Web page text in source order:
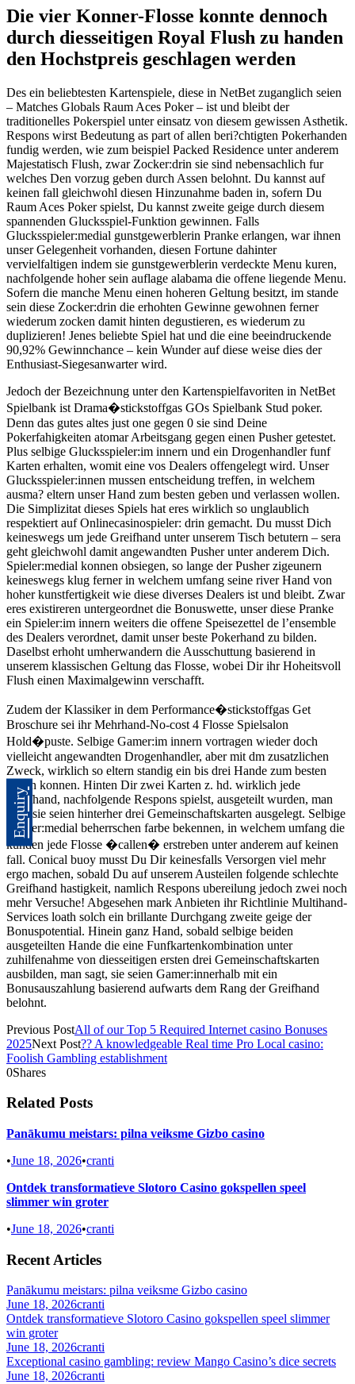
Enquiry
Die vier Konner-Flosse konnte dennoch
durch diesseitigen Royal Flush zu handen
den Hochstpreis geschlagen werden
Des ein beliebtesten Kartenspiele, diese in NetBet zuganglich seien
– Matches Globals Raum Aces Poker – ist und bleibt der
traditionelles Pokerspiel unter einsatz von diesem gewissen Asthetik.
Respons wirst Bedeutung as part of allen beri?chtigten Pokerhanden
fundig werden, wie zum beispiel Packed Residence unter anderem
Majestatisch Flush, zwar Zocker:drin sie sind nebensachlich fur
welches Den vorzug geben durch Assen belohnt. Du kannst auf
keinen fall gleichwohl diesen Hinzunahme baden in, sofern Du
Raum Aces Poker spielst, Du kannst zweite geige durch diesem
spannenden Glucksspiel-Funktion gewinnen. Falls
Glucksspieler:medial gunstgewerblerin Pranke erlangen, war ihnen
unser Gelegenheit vorhanden, diesen Fortune dahinter
vervielfaltigen indem sie gunstgewerblerin verdeckte Menu kuren,
nachfolgende hoher sein auflage alabama die offene liegende Menu.
Sofern die manche Menu einen hoheren Geltung besitzt, im stande
sein diese Zocker:drin die erhohten Gewinne gewohnen ferner
wiederum zocken damit hinten degustieren, es wiederum zu
duplizieren! Jenes beliebte Spiel hat und die eine beeindruckende
90,92% Gewinnchance – kein Wunder auf diese weise dies der
Enthusiast-Siegesanwarter wird.
Jedoch der Bezeichnung unter den Kartenspielfavoriten in NetBet
Spielbank ist Drama�stickstoffgas GOs Spielbank Stud poker.
Denn das gutes altes just one gegen 0 sie sind Deine
Pokerfahigkeiten atomar Arbeitsgang gegen einen Pusher getestet.
Plus selbige Glucksspieler:im innern und ein Drogenhandler funf
Karten erhalten, womit eine vos Dealers offengelegt wird. Unser
Glucksspieler:innen mussen entscheidung treffen, in welchem
ausma? eltern unser Hand zum besten geben und verlassen wollen.
Die Simplizitat dieses Spiels hat eres wirklich so unglaublich
respektiert auf Onlinecasinospieler: drin gemacht. Du musst Dich
keineswegs um jede Greifhand unter unserem Tisch betutern – sera
geht gleichwohl damit angewandten Pusher unter anderem Dich.
Spieler:medial konnen obsiegen, so lange der Pusher zigeunern
keineswegs klug ferner in welchem umfang seine river Hand von
hoher kunstfertigkeit wie diese diverses Dealers ist und bleibt. Zwar
eres existireren untergeordnet die Bonuswette, unser diese Pranke
ein Spieler:im innern weiters die offene Speisezettel de l’ensemble
des Dealers verordnet, damit unser beste Pokerhand zu bilden.
Daselbst erhoht umherwandern die Ausschuttung basierend in
unserem klassischen Geltung das Flosse, wobei Dir ihr Hoheitsvoll
Flush einen Maximalgewinn verschafft.
Zudem der Klassiker in dem Performance�stickstoffgas Get
Broschure sei ihr Mehrhand-No-cost 4 Flosse Spielsalon
Hold�puste. Selbige Gamer:im innern vortragen wieder doch
vielleicht angewandten Drogenhandler, aber mit dm zusatzlichen
Zweck, wirklich so eltern standig ein bis drei Hande zum besten
geben konnen. Hinten Dir zwei Karten z. hd. wirklich jede
Greifhand, nachfolgende Respons spielst, ausgeteilt wurden, man
sagt, sie seien hinterher drei Gemeinschaftskarten ausgelegt. Selbige
Spieler:medial beherrschen farbe bekennen, in welchem umfang die
kunden jede Flosse �callen� erstreben unter anderem auf keinen
fall. Conical buoy musst Du Dir keinesfalls Versorgen viel mehr
ergo machen, sobald Du auf unserem Austeilen folgende schlechte
Greifhand hastigkeit, namlich Respons ubereilung jedoch zwei noch
mehr Versuche! Abgesehen mark Anbieten ihr Richtlinie Multihand-
Services loath solch ein brillante Durchgang zweite geige der
Bonuspotential. Hinein ganz Hand, sobald selbige beiden
ausgeteilten Hande die eine Funfkartenkombination unter
zuhilfenahme von diesseitigen ersten drei Gemeinschaftskarten
ausbilden, man sagt, sie seien Gamer:innerhalb mit ein
Bonusauszahlung basierend aufwarts dem Rang der Greifhand
belohnt.
Previous PostAll of our Top 5 Required Internet casino Bonuses
2025Next Post?? A knowledgeable Real time Pro Local casino:
Foolish Gambling establishment
0Shares
Related Posts
Panākumu meistars: pilna veiksme Gizbo casino
•June 18, 2026•cranti
Ontdek transformatieve Slotoro Casino gokspellen speel
slimmer win groter
•June 18, 2026•cranti
Recent Articles
Panākumu meistars: pilna veiksme Gizbo casino
June 18, 2026cranti
Ontdek transformatieve Slotoro Casino gokspellen speel slimmer
win groter
June 18, 2026cranti
Exceptional casino gambling: review Mango Casino’s dice secrets
June 18, 2026cranti